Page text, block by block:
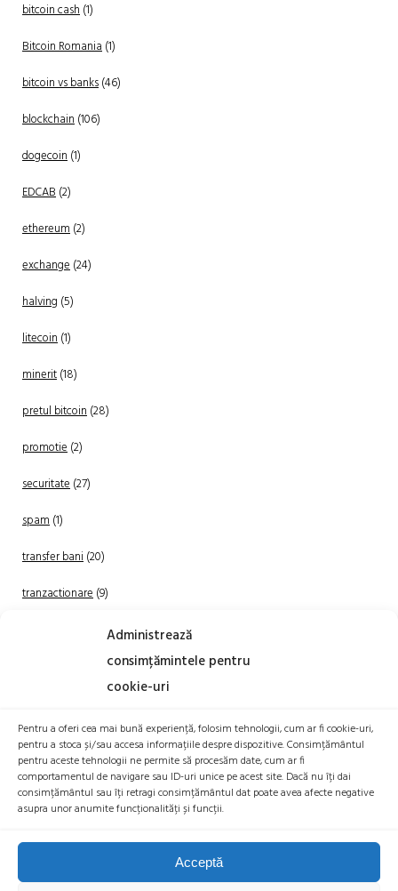
Administrează
consimțămintele pentru
cookie-uri
Pentru a oferi cea mai bună experiență, folosim tehnologii, cum ar fi cookie-uri,
pentru a stoca și/sau accesa informațiile despre dispozitive. Consimțământul
pentru aceste tehnologii ne permite să procesăm date, cum ar fi
comportamentul de navigare sau ID-uri unice pe acest site. Dacă nu îți dai
consimțământul sau îți retragi consimțământul dat poate avea afecte negative
asupra unor anumite funcționalități și funcții.
Acceptă
bitcoin cash(1)
Bitcoin Romania(1)
bitcoin vs banks(46)
blockchain(106)
dogecoin(1)
EDCAB(2)
ethereum(2)
exchange(24)
halving (5)
litecoin(1)
minerit(18)
pretul bitcoin(28)
promotie(2)
securitate(27)
spam(1)
transfer bani(20)
tranzactionare(9)
(20)
TRANZACTIONEAZA